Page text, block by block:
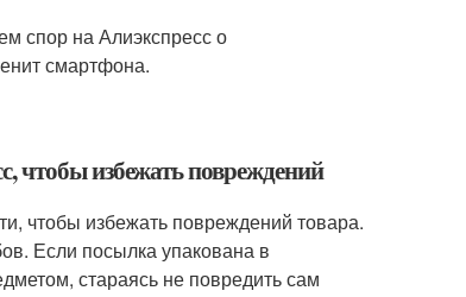
спор на Алиэкспресс о
смартфона.
чтобы избежать повреждений
чтобы избежать повреждений товара.
Если посылка упакована в
стараясь не повредить сам